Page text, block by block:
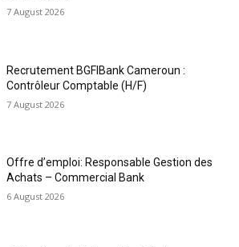
7 August 2026
Recrutement BGFIBank Cameroun :
Contrôleur Comptable (H/F)
7 August 2026
Offre d’emploi: Responsable Gestion des
Achats – Commercial Bank
6 August 2026